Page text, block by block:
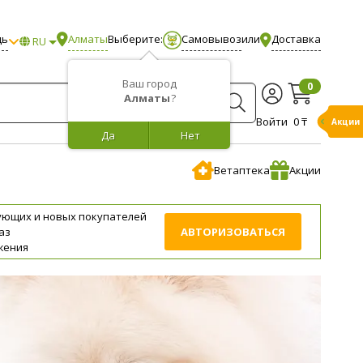
RU Алматы
Ваш город
Алматы?
Нет
Да
Выберите: Самовывозили Доставка
Войти
0
0 ₸
Ветаптека Акции
и новых покупателей
АВТОРИЗОВАТЬСЯ
Акции